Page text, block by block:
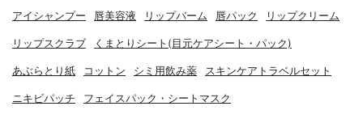
アイシャンプー 唇美容液 リップバーム 唇パック リップクリーム
リップスクラブ くまとりシート(目元ケアシート・パック)
あぶらとり紙 コットン シミ用飲み薬 スキンケアトラベルセット
ニキビパッチ フェイスパック・シートマスク